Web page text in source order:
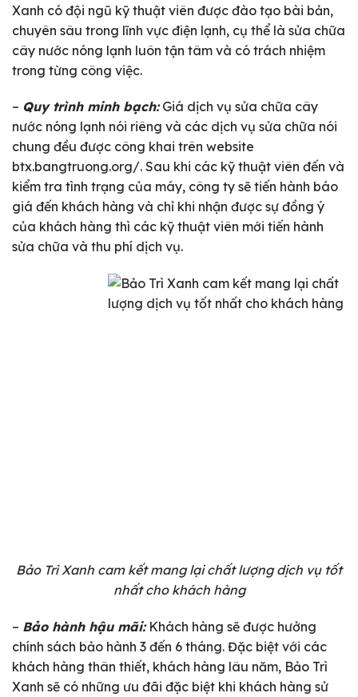
Xanh có đội ngũ kỹ thuật viên được đào tạo bài bản,
chuyên sâu trong lĩnh vực điện lạnh, cụ thể là sửa chữa
cây nước nóng lạnh luôn tận tâm và có trách nhiệm
trong từng công việc.
– Quy trình minh bạch:Giá dịch vụ sửa chữa cây
nước nóng lạnh nói riêng và các dịch vụ sửa chữa nói
chung đều được công khai trên website
btx.bangtruong.org/. Sau khi các kỹ thuật viên đến và
kiểm tra tình trạng của máy, công ty sẽ tiến hành báo
giá đến khách hàng và chỉ khi nhận được sự đồng ý
của khách hàng thì các kỹ thuật viên mới tiến hành
sửa chữa và thu phí dịch vụ.
Bảo Trì Xanh cam kết mang lại chất lượng dịch vụ tốt
nhất cho khách hàng
– Bảo hành hậu mãi:Khách hàng sẽ được hưởng
chính sách bảo hành 3 đến 6 tháng. Đặc biệt với các
khách hàng thân thiết, khách hàng lâu năm, Bảo Trì
Xanh sẽ có những ưu đãi đặc biệt khi khách hàng sử